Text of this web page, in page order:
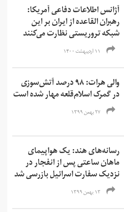
آژانس اطلاعات دفاعی آمریکا:
رهبران القاعده از ایران بر این
شبکه تروریستی نظارت می‌کنند
۱۱ اردیبهشت ۱۴۰۰
والی هرات: ۹۸ درصد آتش‌سوزی
در گمرک اسلام‌قلعه مهار شده است
۲۷ بهمن ۱۳۹۹
رسانه‌های هند: یک هواپیمای
ماهان ساعتی پس از انفجار در
نزدیک سفارت اسرائیل بازرسی شد
۱۳ بهمن ۱۳۹۹